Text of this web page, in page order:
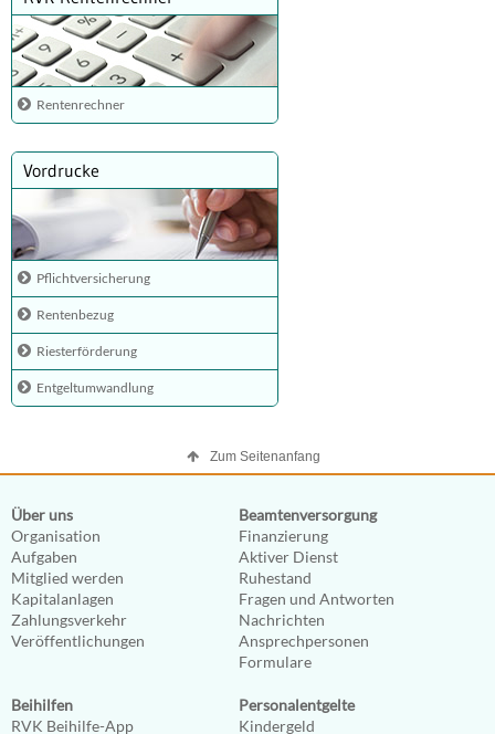
Rentenrechner
Vordrucke
Pflichtversicherung
Rentenbezug
Riesterförderung
Entgeltumwandlung
Zum Seitenanfang
Über uns
Organisation
Aufgaben
Mitglied werden
Kapitalanlagen
Zahlungsverkehr
Veröffentlichungen
Beamtenversorgung
Finanzierung
Aktiver Dienst
Ruhestand
Fragen und Antworten
Nachrichten
Ansprechpersonen
Formulare
Beihilfen
RVK Beihilfe-App
Personalentgelte
Kindergeld